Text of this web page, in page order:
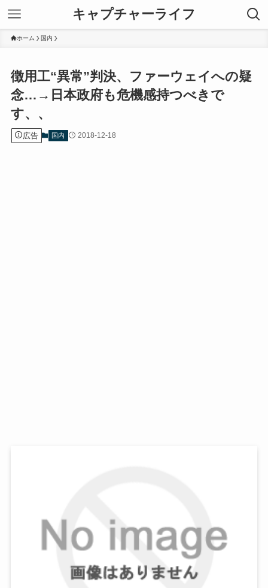
キャプチャーライフ
ホーム 国内
徴用工“異常”判決、ファーウェイへの疑
念…→日本政府も危機感持つべきで
す、、
広告 国内 2018-12-18